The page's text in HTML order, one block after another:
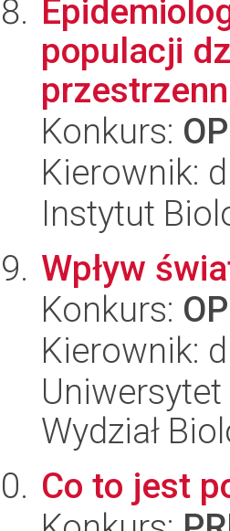
populacji
Konkurs:
Kierownik:
Instytut
Wpływ
Konkurs:
Kierownik:
Wydział
Co to jest